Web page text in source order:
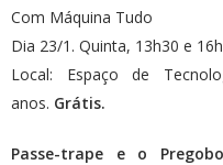
Com Máquina Tudo
Dia 23/1. Quinta, 13h30 e 16h
Local: Espaço de
anos. Grátis.
Passe-trape e o